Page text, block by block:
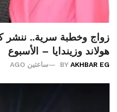
زواج وخطبة سرية.. ننشر
هولاند وزيندايا – الأسبوع
BY AKHBAR EG ساعتين AGO